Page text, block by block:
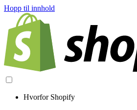
Hopp til innhold
Hvorfor Shopify